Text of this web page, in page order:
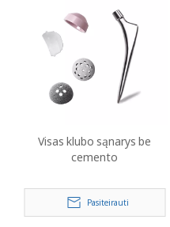
Visas klubo sąnarys be
cemento
Pasiteirauti